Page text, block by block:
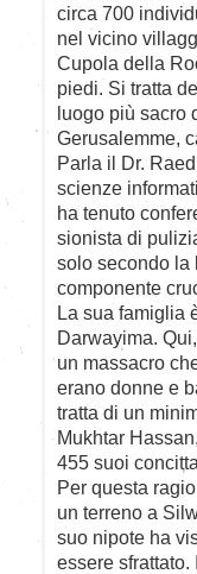
circa 700
nel vicino
Cupola della
piedi. Si tratta
luogo più sacro
Gerusalemme,
Parla il Dr.
scienze
ha tenuto
sionista di
solo secondo la
componente
La sua famiglia
Darwayima.
un massacro
erano donne e
tratta di un
Mukhtar
455 suoi
Per questa
un terreno a
suo nipote ha
essere